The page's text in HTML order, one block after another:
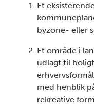
Et
byzone- eller
Et område i
udlagt til
med henblik
rekreative